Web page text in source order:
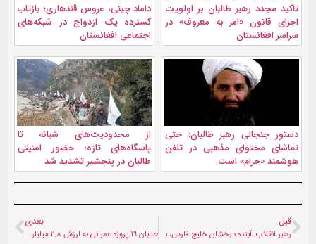
تاکید مجدد رهبر طالبان بر اولویت
اجرای قانون «امر به معروف» در
سراسر افغانستان
داماد چینی، عروس قندهاری؛ بازتاب
گسترده یک ازدواج در شبکه‌های
اجتماعی افغانستان
دستور جنجالی رهبر طالبان: حتی
تماشای محتوای مذهبی در تلفن
هوشمند «حرام» است
از محدودیت‌های شبانه تا
پاسگاه‌‌های تازه؛ حضور امنیتی
طالبان در پنجشیر تشدید شد
قبل
رهبر انقلاب: آینده درخشان خلیج فارس، بدون آمریکا و در سایه «راهبرد ایران قوی» رقم خواهد خورد
بعدی
طالبان ۱۹ پروژه عمرانی به ارزش ۲.۸ میلیارد افغانی را تصویب کرد